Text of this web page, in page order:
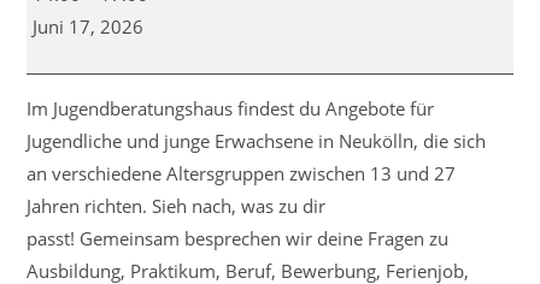
im
(Neukölln)
Juni 17, 2026
Im Jugendberatungshaus findest du Angebote für
Jugendliche und junge Erwachsene in Neukölln, die sich
an verschiedene Altersgruppen zwischen 13 und 27
Jahren richten. Sieh nach, was zu dir
passt! Gemeinsam besprechen wir deine Fragen zu
Ausbildung, Praktikum, Beruf, Bewerbung, Ferienjob,